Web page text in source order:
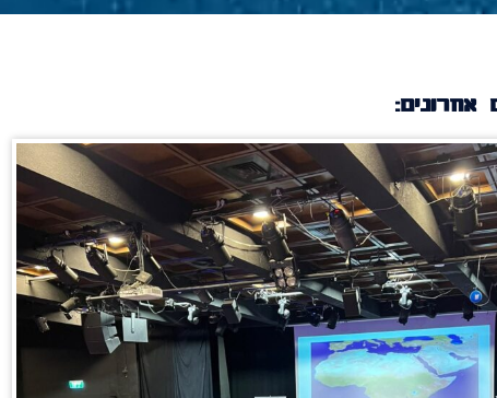
אחרונים: